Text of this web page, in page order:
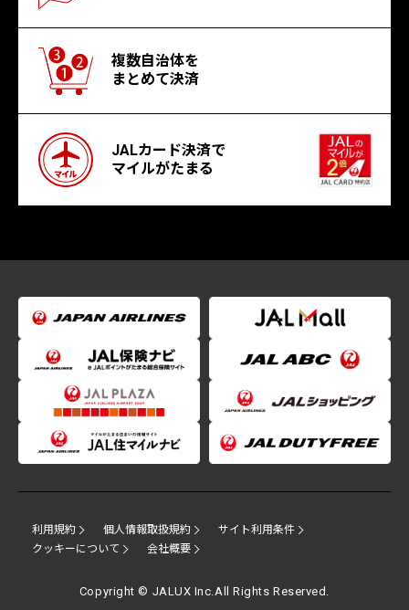
複数自治体を
まとめて決済
JALカード決済で
マイルがたまる
利用規約 個人情報取扱規約
サイト利用条件
クッキーについて
会社概要
Copyright © JALUX Inc.All Rights Reserved.